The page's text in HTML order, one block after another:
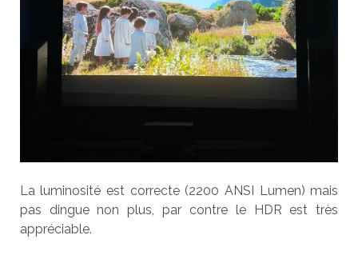
La luminosité est correcte (2200 ANSI Lumen) mais
pas dingue non plus, par contre le HDR est très
appréciable.